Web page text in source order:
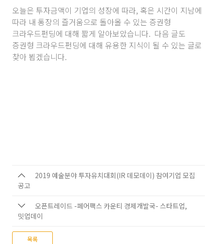
오늘은 투자금액이 기업의 성장에 따라, 혹은 시간이 지남에
따라 내 통장의 즐거움으로 돌아올 수 있는 증권형
크라우드펀딩에 대해 짧게 알아보았습니다. 다음 글도
증권형 크라우드펀딩에 대해 유용한 지식이 될 수 있는 글로
찾아 뵙겠습니다.
2019 예술분야 투자유치대회(IR 데모데이) 참여기업 모집
공고
오픈트레이드 -페어팩스 카운티 경제개발국- 스타트업,
밋업데이
목록